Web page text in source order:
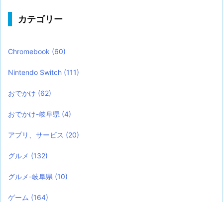
カテゴリー
Chromebook (60)
Nintendo Switch (111)
おでかけ (62)
おでかけ-岐阜県 (4)
アプリ、サービス (20)
グルメ (132)
グルメ-岐阜県 (10)
ゲーム (164)